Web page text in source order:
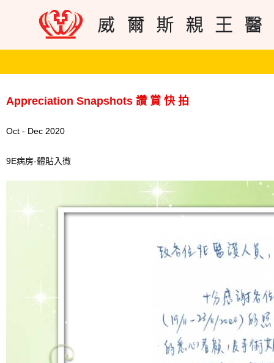
Appreciation Snapshots 讚 賞 快 拍
Oct - Dec 2020
9E病房-體貼入微